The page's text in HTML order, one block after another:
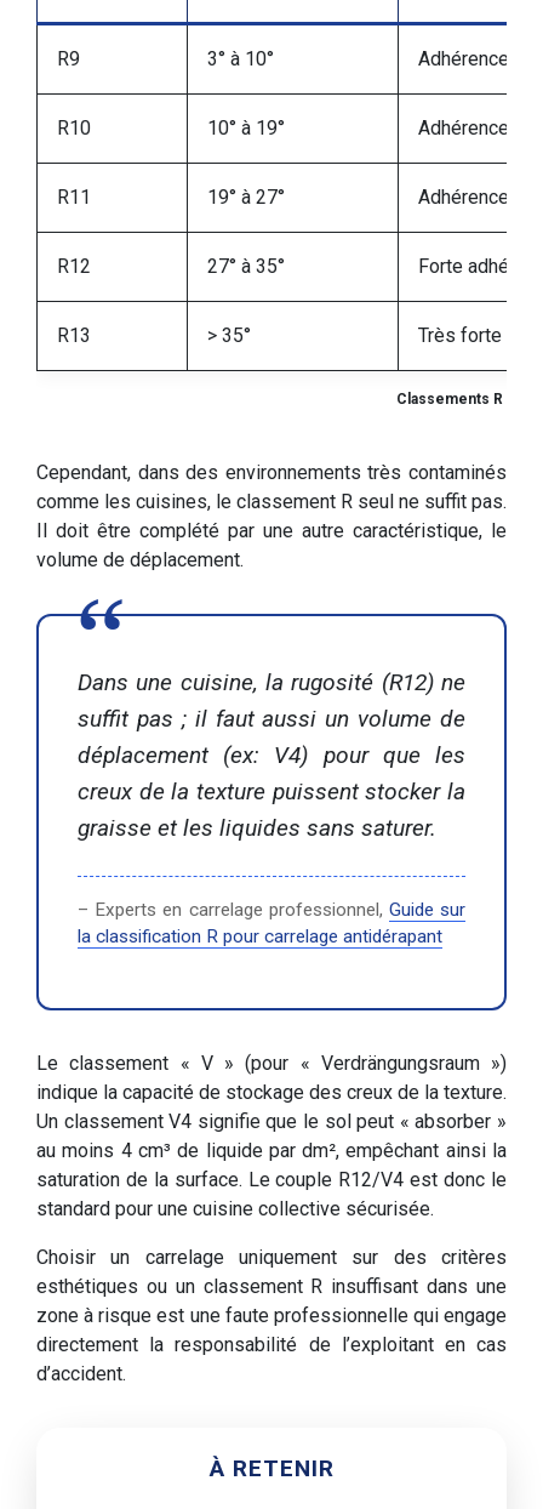
Classements R et
R9 3° à 10° Adhérence
R10 10° à 19° Adhérence
R11 19° à 27° Adhérence
R12 27° à 35° Forte
R13 > 35° Très forte
Cependant, dans des environnements très contaminés
comme les cuisines, le classement R seul ne suffit pas.
Il doit être complété par une autre caractéristique, le
volume de déplacement.
Dans une cuisine, la rugosité (R12) ne
suffit pas ; il faut aussi un volume de
déplacement (ex: V4) pour que les
creux de la texture puissent stocker la
graisse et les liquides sans saturer.
– Experts en carrelage professionnel, Guide sur
la classification R pour carrelage antidérapant
Le classement « V » (pour « Verdrängungsraum »)
indique la capacité de stockage des creux de la texture.
Un classement V4 signifie que le sol peut « absorber »
au moins 4 cm³ de liquide par dm², empêchant ainsi la
saturation de la surface. Le couple R12/V4 est donc le
standard pour une cuisine collective sécurisée.
Choisir un carrelage uniquement sur des critères
esthétiques ou un classement R insuffisant dans une
zone à risque est une faute professionnelle qui engage
directement la responsabilité de l’exploitant en cas
d’accident.
À RETENIR